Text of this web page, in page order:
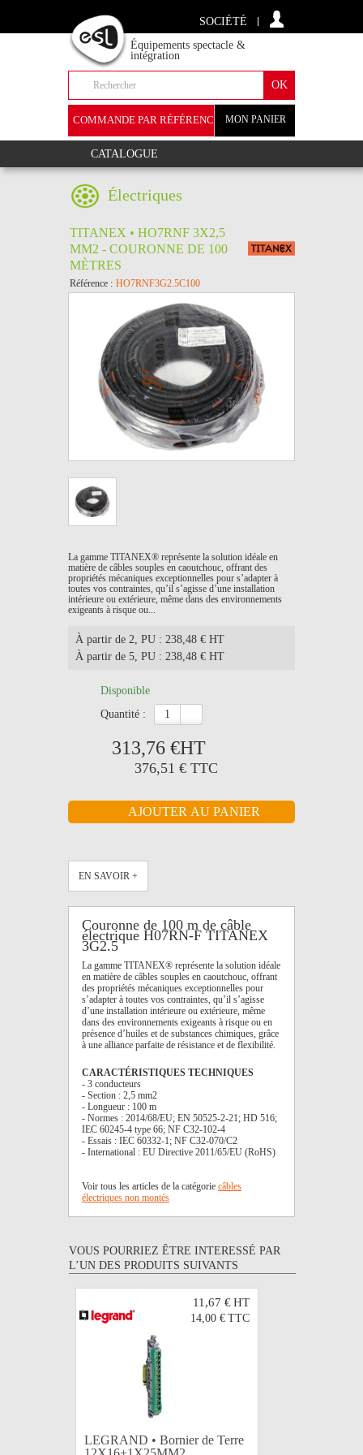
SOCIÉTÉ
Équipements spectacle &
intégration
MON PANIER
COMMANDE PAR RÉFÉRENCE
CATALOGUE
Électriques
TITANEX • HO7RNF 3X2,5
MM2 - COURONNE DE 100
MÈTRES
Référence : HO7RNF3G2.5C100
La gamme TITANEX® représente la solution idéale en
matière de câbles souples en caoutchouc, offrant des
propriétés mécaniques exceptionnelles pour s’adapter à
toutes vos contraintes, qu’il s’agisse d’une installation
intérieure ou extérieure, même dans des environnements
exigeants à risque ou...
À partir de 2, PU : 238,48 € HT
À partir de 5, PU : 238,48 € HT
Disponible
quantité :
313,76 €HT
376,51 € TTC
EN SAVOIR +
Couronne de 100 m de câble
électrique H07RN-F TITANEX
3G2.5
La gamme TITANEX® représente la solution idéale
en matière de câbles souples en caoutchouc, offrant
des propriétés mécaniques exceptionnelles pour
s’adapter à toutes vos contraintes, qu’il s’agisse
d’une installation intérieure ou extérieure, même
dans des environnements exigeants à risque ou en
présence d’huiles et de substances chimiques, grâce
à une alliance parfaite de résistance et de flexibilité.
CARACTÉRISTIQUES TECHNIQUES
- 3 conducteurs
- Section : 2,5 mm2
- Longueur : 100 m
- Normes : 2014/68/EU; EN 50525-2-21; HD 516;
IEC 60245-4 type 66; NF C32-102-4
- Essais : IEC 60332-1; NF C32-070/C2
- International : EU Directive 2011/65/EU (RoHS)
Voir tous les articles de la catégorie câbles
électriques non montés
VOUS POURRIEZ ÊTRE INTERESSÉ PAR
L’UN DES PRODUITS SUIVANTS
11,67 €HT
14,00 € TTC
LEGRAND • Bornier de Terre